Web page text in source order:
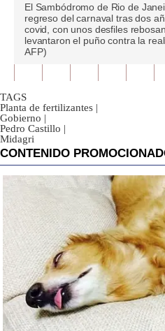
seconds
seconds
El Sambódromo de Rio de
regreso del carnaval tras dos
covid, con unos desfiles
levantaron el puño contra la
AFP)
TAGS
Planta de fertilizantes |
Gobierno |
Pedro Castillo |
Midagri